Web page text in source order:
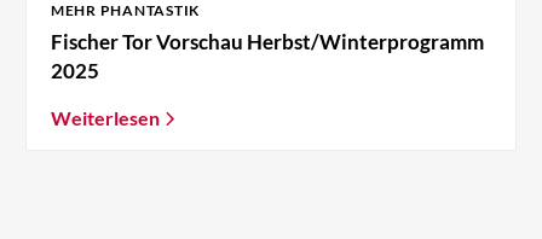
MEHR PHANTASTIK
Fischer Tor Vorschau Herbst/Winterprogramm
2025
Weiterlesen